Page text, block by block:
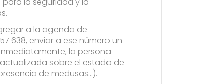
a la agenda de
638, enviar a ese número un
la persona
sobre el estado de
de medusas…).